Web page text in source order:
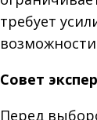
требует
Совет
Перед